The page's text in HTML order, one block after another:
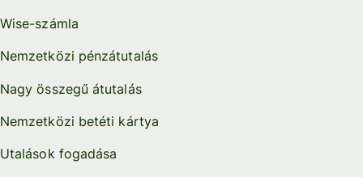
Wise-számla
Nemzetközi pénzátutalás
Nagy összegű átutalás
Nemzetközi betéti kártya
Utalások fogadása